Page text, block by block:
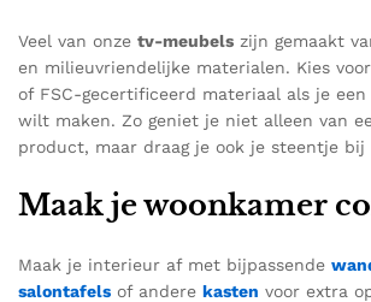
Veel van onze tv-meubels zijn gemaakt
en milieuvriendelijke materialen. Kies
of FSC-gecertificeerd materiaal als je
wilt maken. Zo geniet je niet alleen van
product, maar draag je ook je steentje
Maak je woonkamer
Maak je interieur af met bijpassende
salontafels of andere kasten voor extra